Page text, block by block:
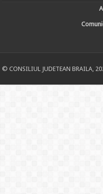
© CONSILIUL JUDETEAN BRAILA,